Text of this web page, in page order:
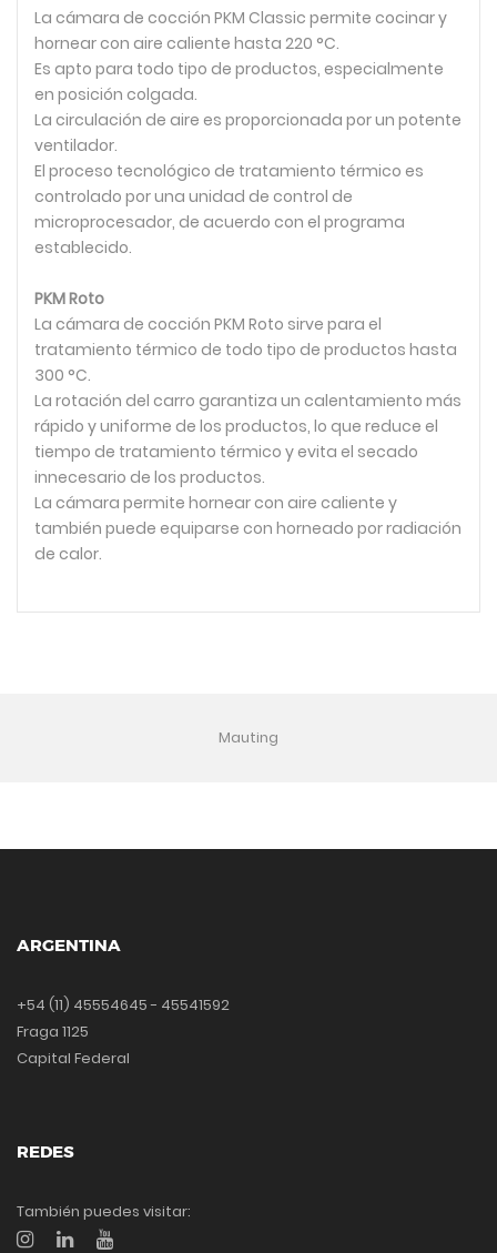
La cámara de cocción PKM Classic permite cocinar y
hornear con aire caliente hasta 220 °C.
Es apto para todo tipo de productos, especialmente
en posición colgada.
La circulación de aire es proporcionada por un potente
ventilador.
El proceso tecnológico de tratamiento térmico es
controlado por una unidad de control de
microprocesador, de acuerdo con el programa
establecido.
PKM Roto
La cámara de cocción PKM Roto sirve para el
tratamiento térmico de todo tipo de productos hasta
300 °C.
La rotación del carro garantiza un calentamiento más
rápido y uniforme de los productos, lo que reduce el
tiempo de tratamiento térmico y evita el secado
innecesario de los productos.
La cámara permite hornear con aire caliente y
también puede equiparse con horneado por radiación
de calor.
Mauting
ARGENTINA
+54 (11) 45554645 - 45541592
Fraga 1125
Capital Federal
REDES
También puedes visitar: